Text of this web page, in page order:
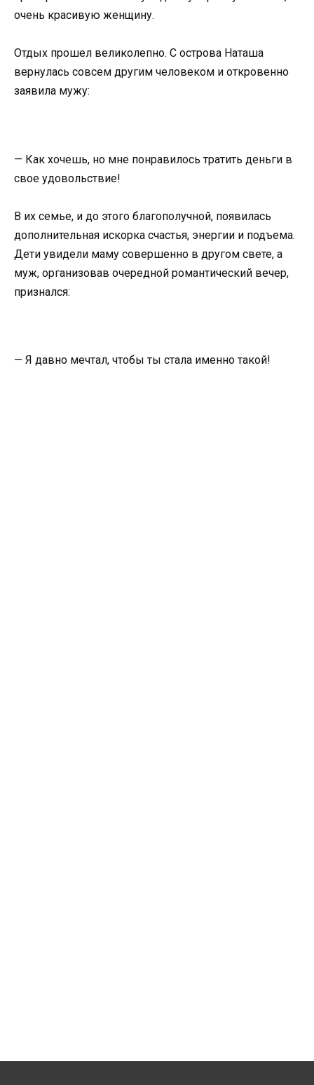
очень красивую женщину.
Отдых прошел великолепно. С острова Наташа
вернулась совсем другим человеком и откровенно
заявила мужу:
— Как хочешь, но мне понравилось тратить деньги в
свое удовольствие!
В их семье, и до этого благополучной, появилась
дополнительная искорка счастья, энергии и подъема.
Дети увидели маму совершенно в другом свете, а
муж, организовав очередной романтический вечер,
признался:
— Я давно мечтал, чтобы ты стала именно такой!